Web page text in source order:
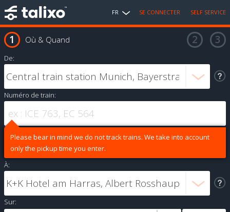
FR SE CONNECTER SELF SERVICE
Où & Quand
De:
Numéro de train:
Please bear in mind we do not track trains. We take into account
only the pickup time you enter.
À:
Sur: